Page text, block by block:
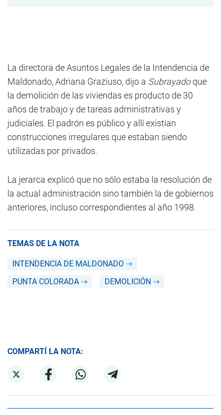
La directora de Asuntos Legales de la Intendencia de
Maldonado, Adriana Graziuso, dijo a Subrayadoque
la demolición de las viviendas es producto de 30
años de trabajo y de tareas administrativas y
judiciales. El padrón es público y allí existían
construcciones irregulares que estaban siendo
utilizadas por privados.
La jerarca explicó que no sólo estaba la resolución de
la actual administración sino también la de gobiernos
anteriores, incluso correspondientes al año 1998.
TEMAS DE LA NOTA
INTENDENCIA DE MALDONADO
PUNTA COLORADA
DEMOLICIÓN
COMPARTÍ LA NOTA: